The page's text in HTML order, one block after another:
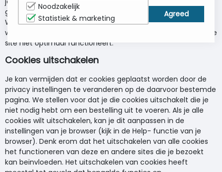
gebruiken en waarom we de cookies soms moeten opslaan.
We laten je ook zien hoe je kan voorkomen dat cookies
worden opgeslagen, hoewel dit er wel voor kan zorgen dat de
site niet optimaal functioneert.
Cookies uitschakelen
Je kan vermijden dat er cookies geplaatst worden door de
privacy instellingen te veranderen op de daarvoor bestemde
pagina. We stellen voor dat je die cookies uitschakelt die je
niet nodig hebt om een bestelling uit te voeren. Als je alle
cookies wilt uitschakelen, kan je dit aanpassen in de
instellingen van je browser (kijk in de Help- functie van je
browser). Denk erom dat het uitschakelen van alle cookies
het functioneren van deze en andere sites die je bezoekt
kan beïnvloeden. Het uitschakelen van cookies heeft
Noodzakelijk
Statistiek & marketing